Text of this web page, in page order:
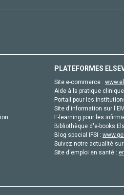
PLATEFORMES
Site e-commerce :
Aide à la pratique
Portail pour les
Site d'information sur
E-learning pour les
Bibliothèque d'e-books
Blog special IFSI :
Suivez notre actualité
Site d'emploi en santé :